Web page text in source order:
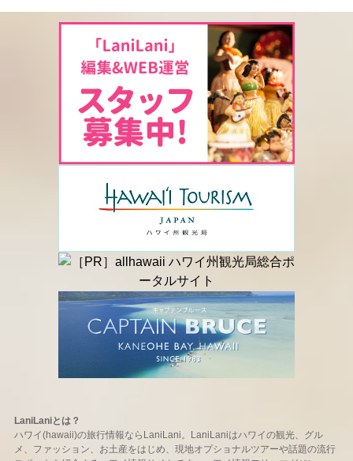
LaniLaniとは？
ハワイ(hawaii)の旅行情報ならLaniLani。LaniLaniはハワイの観光、グル
メ、ファッション、お土産をはじめ、現地オプショナルツアーや話題の流行